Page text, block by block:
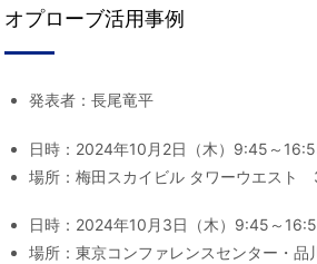
オプローブ活用事例
発表者：長尾竜平
日時：2024年10月2日（木）9:45～
場所：梅田スカイビル タワーウエスト
日時：2024年10月3日（木）9:45～
場所：東京コンファレンスセンター・品